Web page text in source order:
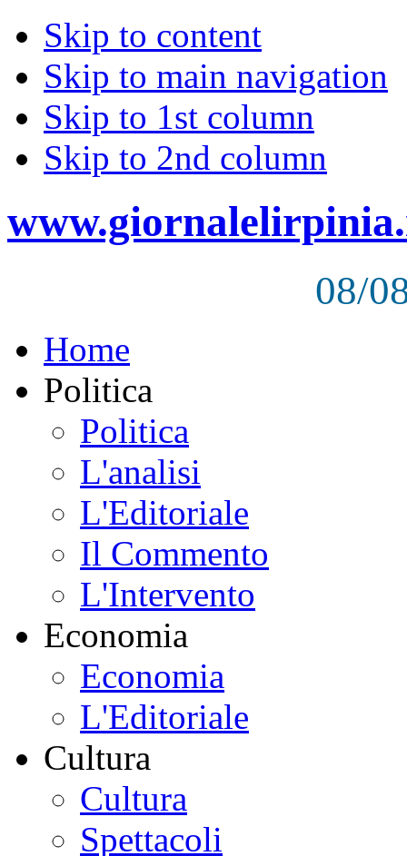
Skip to content
Skip to main navigation
Skip to 1st column
Skip to 2nd column
08/
Home
Politica
Politica
L'analisi
L'Editoriale
Il Commento
L'Intervento
Economia
Economia
L'Editoriale
Cultura
Cultura
Spettacoli